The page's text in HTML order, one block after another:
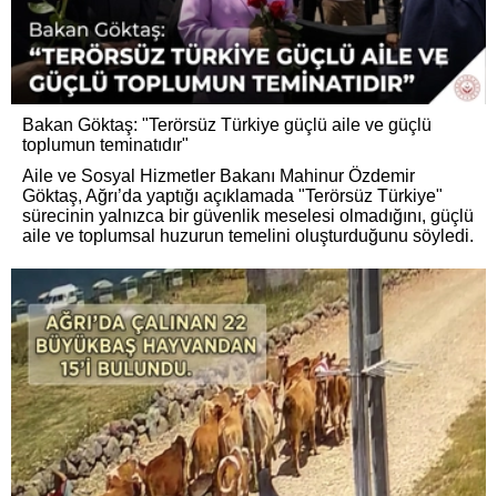
Bakan Göktaş: "Terörsüz Türkiye güçlü aile ve güçlü
toplumun teminatıdır"
Aile ve Sosyal Hizmetler Bakanı Mahinur Özdemir
Göktaş, Ağrı’da yaptığı açıklamada "Terörsüz Türkiye"
sürecinin yalnızca bir güvenlik meselesi olmadığını, güçlü
aile ve toplumsal huzurun temelini oluşturduğunu söyledi.